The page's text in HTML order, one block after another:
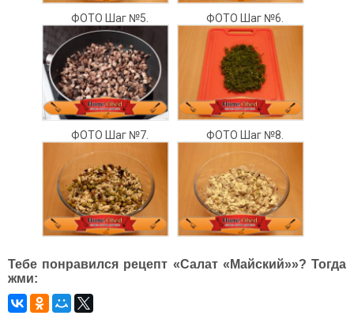
ФОТО Шаг №5. ФОТО Шаг №6.
ФОТО Шаг №7. ФОТО Шаг №8.
Тебе понравился рецепт «Салат «Майский»»? Тогда
жми: